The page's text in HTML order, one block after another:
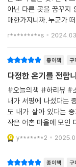
람이 되고자 하고, 주미
음으로 옮겨 가고, 그래
그래서 재인은 불가해
던지고 그걸 바라보는
옹이 만들어내는 물결을
성희)
“추운 날씨 탓에 얼어버
며 쌓여 있던 눈들은 다
되는 것, 인생은 다 그
하지 못한 채 그곳에 있
아닌 다른 곳을 꿈꾸지
매한가지니까. 누군가
라는 걸 알지만 떠나고
r*********s
종이책 구
다정한 온기를 전합
#오늘의책 #하리뷰 #
내가 서핑에 나섰다는
도 내가 살아 있다는
작은 어촌 마을에 모인
후 고향에 잠시 내려온
만난다. 주미는 어릴 때
y*******2
종이책 구